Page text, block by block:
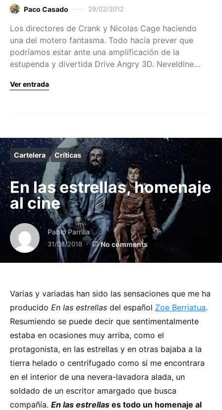
Paco Casado 29/02/2012
Los directores de Crank y Nicolas Cage haciendo
una del motero fantasma. Todo hacía prever que
podríamos estar ante una amplificación de la
estupenda y divertida Drive Angry 3D. Neveldine…
Ver entrada
Cartelera Críticas
En las estrellas, homenaje
al cine
Pablo Parrilla
31/08/2018 No comments
Varias y variadas han sido las sensaciones que me ha
producido En las estrellas del español Zoe Berriatua.
Resumiendo se puede decir que sentimentalmente
estaba en ocasiones muy arriba, como el
protagonista, en las estrellas y en otras bajaba a la
tierra helado o centrifugado como si me encontrara
en el interior de una nevera-lavadora alada, un
soldado de un escritor amargado que busca
compañía. En las estrellas es todo un homenaje al